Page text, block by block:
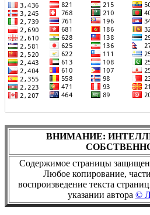
ВНИМАНИЕ:
Содержимое страницы
Любое копирование,
воспроизведение текста
указании автора ©